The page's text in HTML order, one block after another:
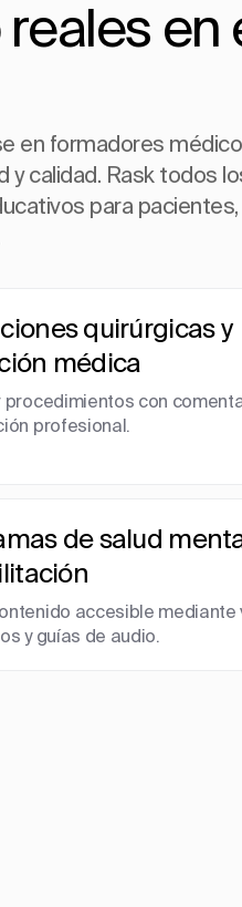
en
en formadores
calidad. Rask todos
para pacientes,
quirúrgicas y
médica
procedimientos con
profesional.
de salud
accesible mediante
y guías de audio.